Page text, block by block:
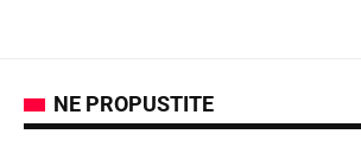
NE PROPUSTITE